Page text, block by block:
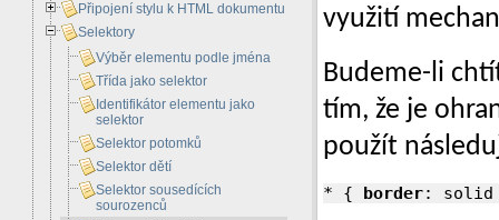
využití
Budeme-li
tím, že je
použít
* { border:
Připojení stylu k HTML dokumentu
Selektory
Výběr elementu podle jména
Třída jako selektor
Identifikátor elementu jako
selektor
Selektor potomků
Selektor dětí
Selektor sousedících
sourozenců